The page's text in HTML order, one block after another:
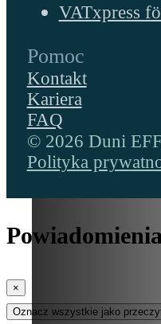
VATxpress
Pomoc
Kontakt
Kariera
FAQ
© 2026 Duni
Polityka
Powiadomienia
×
Oznacz wszystkie jako